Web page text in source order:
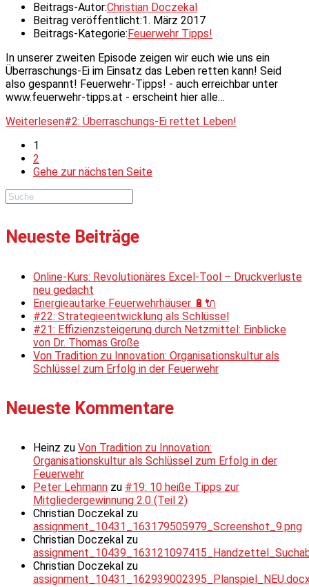
Beitrags-Autor:Christian Doczekal
Beitrag veröffentlicht:1. März 2017
Beitrags-Kategorie: Feuerwehr Tipps!
In unserer zweiten Episode zeigen wir euch wie uns ein
Überraschungs-Ei im Einsatz das Leben retten kann! Seid
also gespannt! Feuerwehr-Tipps! - auch erreichbar unter
www.feuerwehr-tipps.at - erscheint hier alle…
Weiterlesen#2: Überraschungs-Ei rettet Leben!
1
2
Gehe zur nächsten Seite
Neueste Beiträge
Online-Kurs: Revolutionäres Excel-Tool – Druckverluste
neu gedacht
Energieautarke Feuerwehrhäuser 🔋🔌
#22: Strategieentwicklung als Schlüssel
#21: Effizienzsteigerung durch Netzmittel: Einblicke
von Dr. Thomas Große
Von Tradition zu Innovation: Organisationskultur als
Schlüssel zum Erfolg in der Feuerwehr
Neueste Kommentare
Heinz zu Von Tradition zu Innovation:
Organisationskultur als Schlüssel zum Erfolg in der
Feuerwehr
Peter Lehmann zu #19: 10 heiße Tipps zur
Mitgliedergewinnung 2.0 (Teil 2)
Christian Doczekal zu
assignment_10431_163179505979_Screenshot_9.png
Christian Doczekal zu
Christian Doczekal zu